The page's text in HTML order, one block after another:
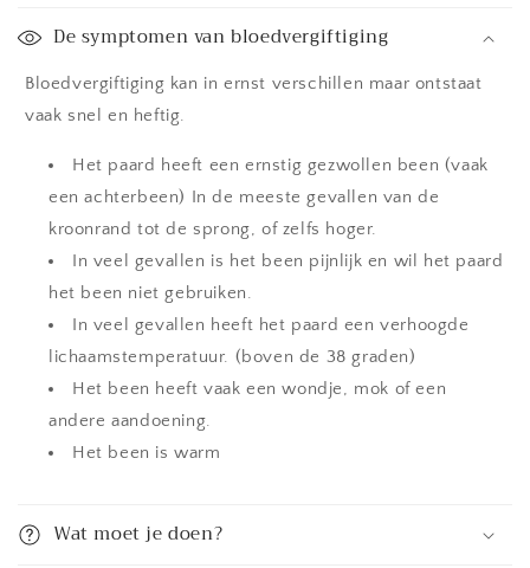
n
k
a
De symptomen van bloedvergiftiging
Bloedvergiftiging kan in ernst verschillen maar ontstaat
vaak snel en heftig.
Het paard heeft een ernstig gezwollen been (vaak
een achterbeen) In de meeste gevallen van de
kroonrand tot de sprong, of zelfs hoger.
In veel gevallen is het been pijnlijk en wil het paard
het been niet gebruiken.
In veel gevallen heeft het paard een verhoogde
lichaamstemperatuur. (boven de 38 graden)
Het been heeft vaak een wondje, mok of een
andere aandoening.
Het been is warm
Wat moet je doen?